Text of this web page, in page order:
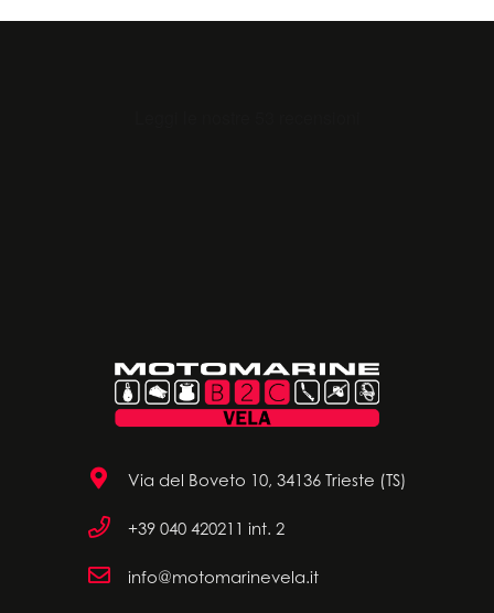
Via del Boveto 10, 34136 Trieste (TS)
+39 040 420211 int. 2
info@motomarinevela.it